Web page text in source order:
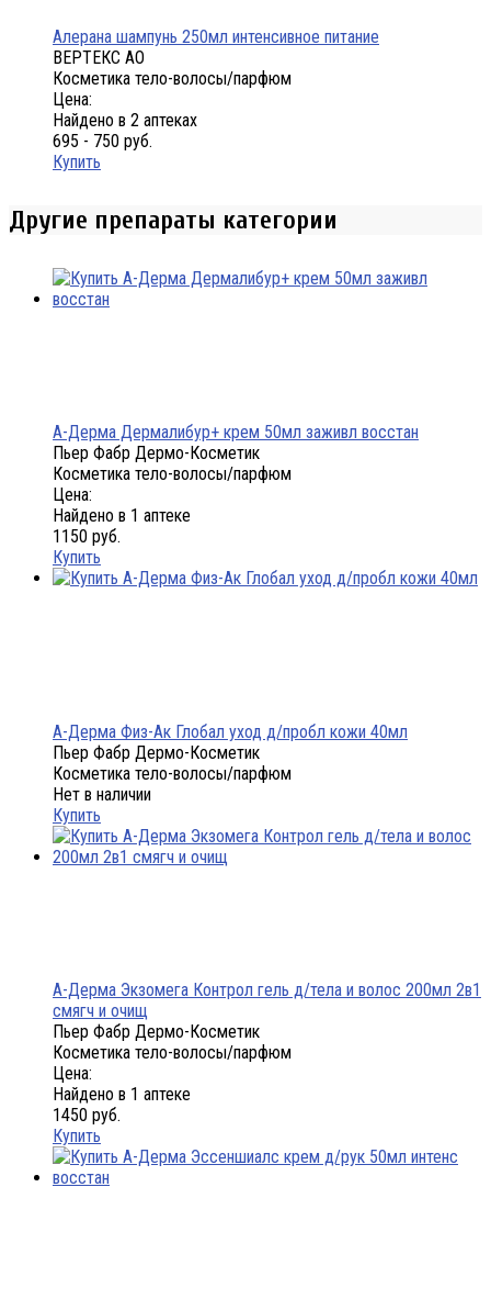
Алерана шампунь 250мл интенсивное питание
ВЕРТЕКС АО
Косметика тело-волосы/парфюм
Цена:
Найдено в 2 аптеках
695 - 750 руб.
Купить
Другие препараты категории
А-Дерма Дермалибур+ крем 50мл заживл восстан
Пьер Фабр Дермо-Косметик
Косметика тело-волосы/парфюм
Цена:
Найдено в 1 аптеке
1150 руб.
Купить
А-Дерма Физ-Ак Глобал уход д/пробл кожи 40мл
Пьер Фабр Дермо-Косметик
Косметика тело-волосы/парфюм
Нет в наличии
Купить
А-Дерма Экзомега Контрол гель д/тела и волос 200мл 2в1
смягч и очищ
Пьер Фабр Дермо-Косметик
Косметика тело-волосы/парфюм
Цена:
Найдено в 1 аптеке
1450 руб.
Купить